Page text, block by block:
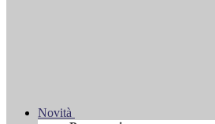
Novità